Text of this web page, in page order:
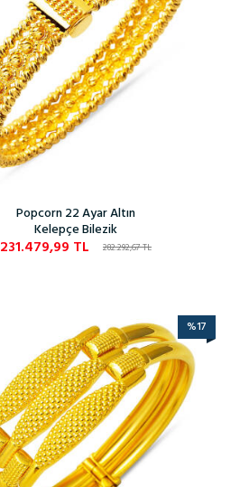
Popcorn 22 Ayar Altın
Kelepçe Bilezik
282.292,67TL
231.479,99 TL
%17